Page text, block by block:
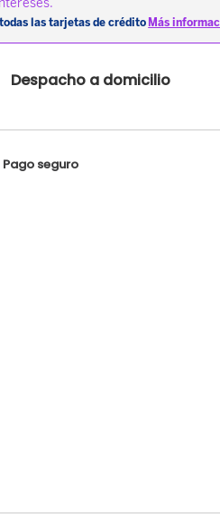
Despacho a domicilio
Pago seguro